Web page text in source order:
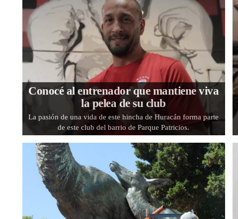
Conocé al entrenador que mantiene viva
la pelea de su club
La pasión de una vida de este hincha de Huracán forma parte
de este club del barrio de Parque Patricios.